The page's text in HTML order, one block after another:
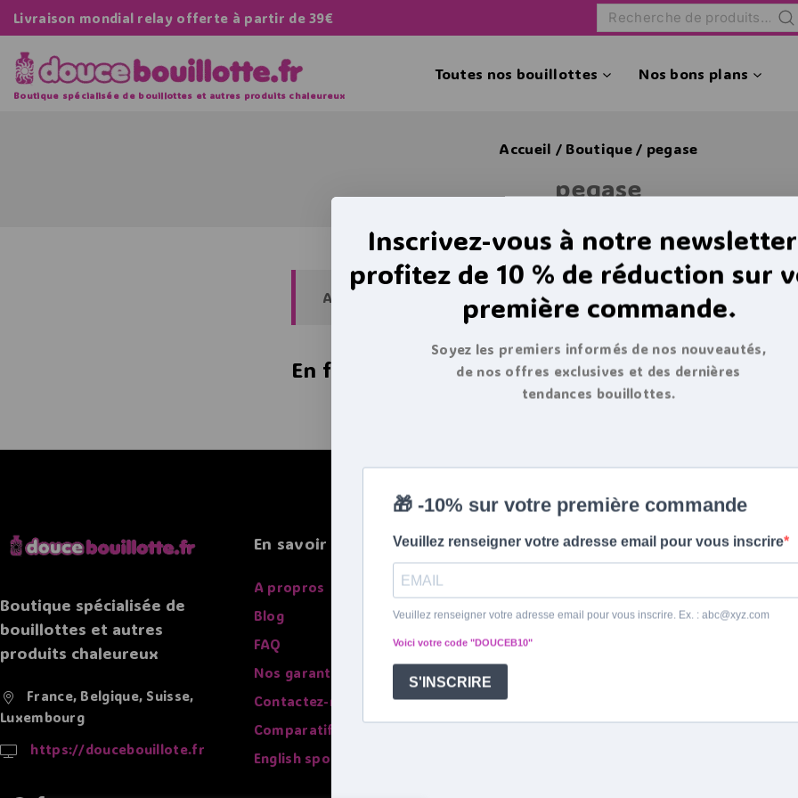
Livraison mondial relay offerte à partir de 39€
Boutique spécialisée de bouillottes et autres produits chaleureux
Toutes nos bouillottes Nos bons plans
Accueil / Boutique / pegase
pegase
Aucun produit ne correspond à votre sélection.
En fonction de ce que vous recherchiez, vous
Boutique spécialisée de
bouillottes et autres
produits chaleureux
France, Belgique, Suisse,
Luxembourg
https://doucebouillote.fr
En savoir plus
A propros
Blog
FAQ
Nos garanties
Contactez-nous
Comparatif des bouillottes
English spoken
Infos pratiques
ventes
Tout
Faire
le lit
Inscrivez-vous à notre
profitez de 10 % de réduction sur
première commande.
Soyez les premiers informés de nos nouveautés,
de nos offres exclusives et des dernières
tendances bouillottes.